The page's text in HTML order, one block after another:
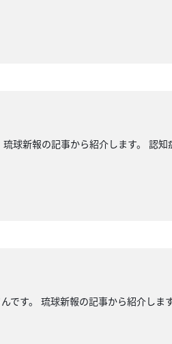
球新報の記事から紹介します。 認
です。 琉球新報の記事から紹介し